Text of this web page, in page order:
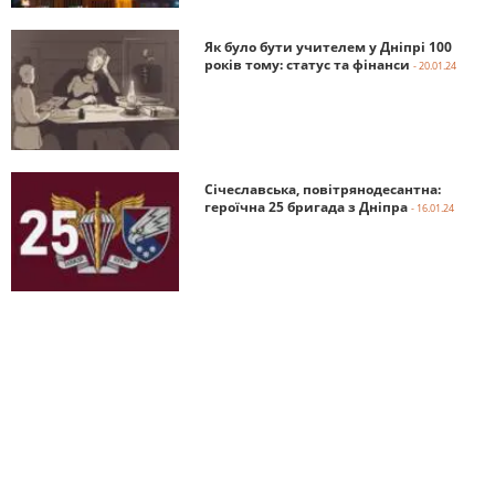
Як було бути учителем у Дніпрі 100
років тому: статус та фінанси - 20.01.24
Січеславська, повітрянодесантна:
героїчна 25 бригада з Дніпра - 16.01.24